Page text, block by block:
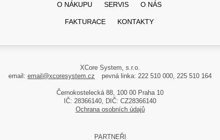
O NÁKUPU SERVIS O NÁS
FAKTURACE KONTAKTY
XCore System, s.r.o.
email: email@xcoresystem.cz pevná linka: 222 510 000, 225 510 164
Černokostelecká 88, 100 00 Praha 10
IČ: 28366140, DIČ: CZ28366140
Ochrana osobních údajů
PARTNEŘI